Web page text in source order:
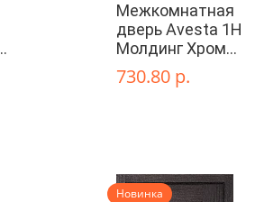
Межкомнатная
дверь Avesta 1H
Молдинг Хром
декоративные
элементы
730.80 р.
Новинка